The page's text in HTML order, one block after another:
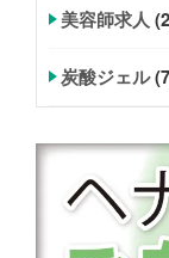
美容師求人
炭酸ジェル